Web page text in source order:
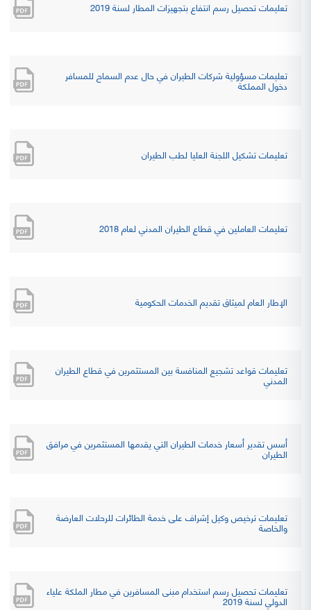
تعليمات تحصيل رسم انتفاع بتجهيزات المطار لسنة 2019
تعليمات مسؤولية شركات الطيران في حال عدم السماح للمسافر
دخول المملكة
تعليمات تشكيل اللجنة العليا لطب الطيران
تعليمات العاملين في قطاع الطيران المدني لعام 2018
الإطار العام لميثاق تقديم الخدمات الحكومية
تعليمات قواعد تشجيع المنافسة بين المستثمرين في قطاع الطيران
المدني
أسس تقدير أسعار خدمات الطيران التي يقدمها المستثمرين في مرافق
الطيران
تعليمات ترخيص وكيل إشراف على خدمة الطائرات للرحلات العارضة
والخاصة
تعليمات تحصيل رسم استخدام مبنى المسافرين في مطار الملكة علياء
الدولي لسنة 2019